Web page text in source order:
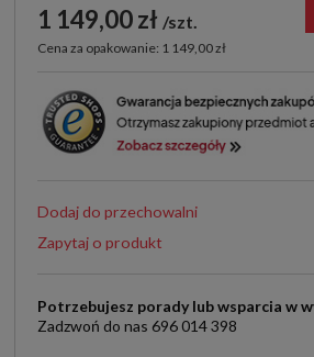
1 149,00 zł szt.
Cena za opakowanie: 1 149,00 zł
Dodaj do przechowalni
Zapytaj o produkt
Potrzebujesz porady lub wsparcia w
Zadzwoń do nas 696 014 398